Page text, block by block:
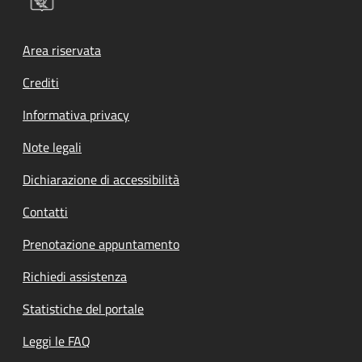
Footer menu
Area riservata
Crediti
Informativa privacy
Note legali
Dichiarazione di accessibilità
Contatti
Prenotazione appuntamento
Richiedi assistenza
Statistiche del portale
Leggi le FAQ